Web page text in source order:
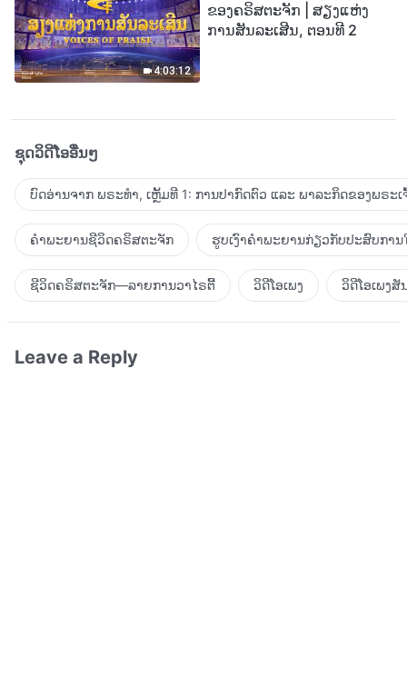
4:03:12
ຂອງຄຣິສຕະຈັກ | ສຽງແຫ່ງ
ການສັນລະເສີນ, ຕອນທີ 2
ຊຸດວິດີໂອອື່ນໆ
ບົດອ່ານຈາກ ພຣະທຳ, ເຫຼັ້ມທີ 1: ການປາກົດຕົວ ແລະ ພາລະກິດຂອງພຣະເ
ຄຳພະຍານຊີວິດຄຣິສຕະຈັກ ຮູບເງົາຄຳພະຍານກ່ຽວກັບປະສົບກາ
ຊີວິດຄຣິສຕະຈັກ—ລາຍການວາໄຣຕີ້ ວິດີໂອເພງ ວິດີໂອເພງສັ
Leave a Reply